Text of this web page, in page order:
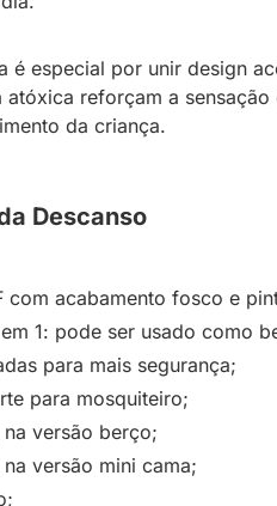
é especial por unir design
atóxica reforçam a
da criança.
Descanso
com acabamento fosco e
1: pode ser usado como
para mais segurança;
para mosquiteiro;
versão berço;
versão mini cama;